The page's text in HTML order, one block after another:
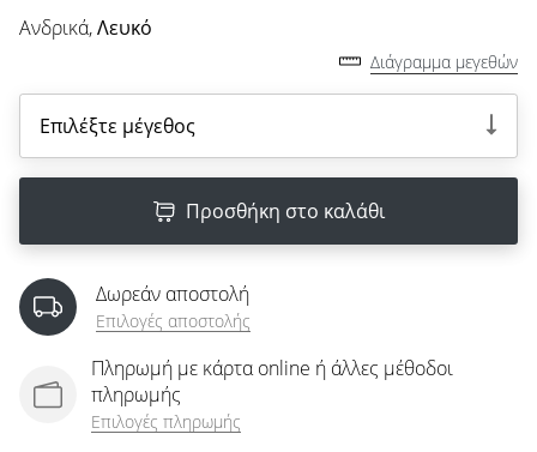
μάρκας
Εμφάνιση
Ανδρικά,Λευκό
Διάγραμμα μεγεθών
Επιλέξτε μέγεθος
Προσθήκη στο καλάθι
Δωρεάν αποστολή
Επιλογές αποστολής
Πληρωμή με κάρτα online ή άλλες μέθοδοι
πληρωμής
Επιλογές πληρωμής